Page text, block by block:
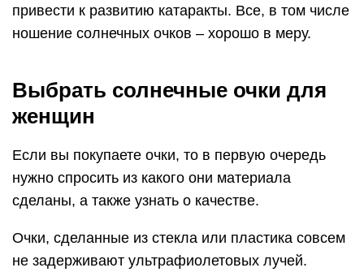
привести к развитию катаракты. Все, в том числе
ношение солнечных очков – хорошо в меру.
Выбрать солнечные очки для
женщин
Если вы покупаете очки, то в первую очередь
нужно спросить из какого они материала
сделаны, а также узнать о качестве.
Очки, сделанные из стекла или пластика совсем
не задерживают ультрафиолетовых лучей.